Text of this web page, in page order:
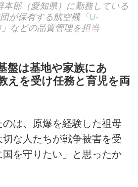
本部（愛知県）に勤務している
が保有する航空機「U-
」などの品質管理を担当
盤は基地や家族にあ
えを受け任務と育児を両
は、原爆を経験した祖母
な人たちが戦争被害を受
を守りたい」と思ったか